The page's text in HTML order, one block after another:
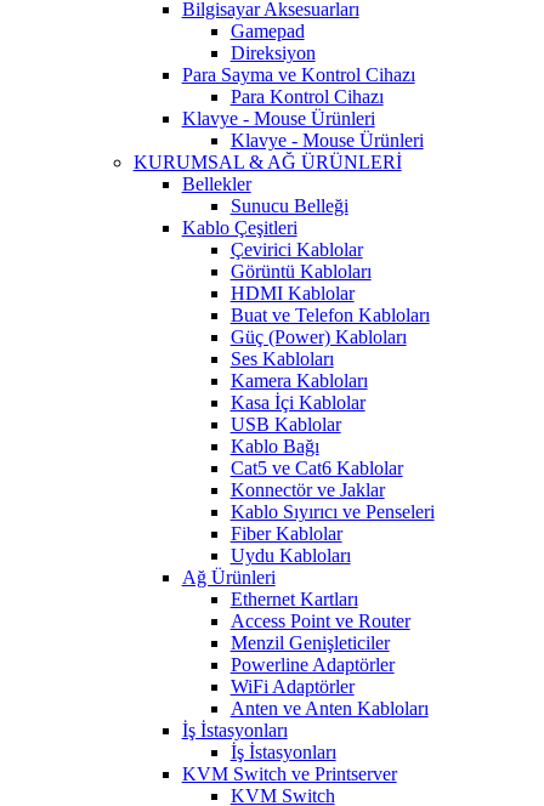
Bilgisayar Aksesuarları
Gamepad
Direksiyon
Para Sayma ve Kontrol Cihazı
Para Kontrol Cihazı
Klavye - Mouse Ürünleri
Klavye - Mouse Ürünleri
KURUMSAL & AĞ ÜRÜNLERİ
Bellekler
Sunucu Belleği
Kablo Çeşitleri
Çevirici Kablolar
Görüntü Kabloları
HDMI Kablolar
Buat ve Telefon Kabloları
Güç (Power) Kabloları
Ses Kabloları
Kamera Kabloları
Kasa İçi Kablolar
USB Kablolar
Kablo Bağı
Cat5 ve Cat6 Kablolar
Konnectör ve Jaklar
Kablo Sıyırıcı ve Penseleri
Fiber Kablolar
Uydu Kabloları
Ağ Ürünleri
Ethernet Kartları
Access Point ve Router
Menzil Genişleticiler
Powerline Adaptörler
WiFi Adaptörler
Anten ve Anten Kabloları
İş İstasyonları
İş İstasyonları
KVM Switch ve Printserver
KVM Switch